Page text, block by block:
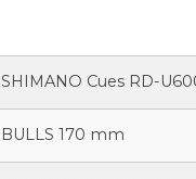
SHIMANO Cues RD-
BULLS 170 mm